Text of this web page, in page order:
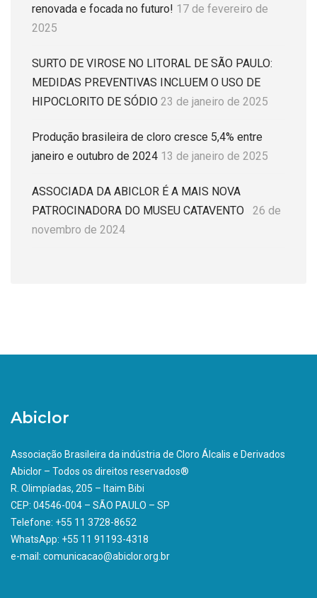
renovada e focada no futuro! 17 de fevereiro de
2025
SURTO DE VIROSE NO LITORAL DE SÃO PAULO:
MEDIDAS PREVENTIVAS INCLUEM O USO DE
HIPOCLORITO DE SÓDIO 23 de janeiro de 2025
Produção brasileira de cloro cresce 5,4% entre
janeiro e outubro de 2024 13 de janeiro de 2025
ASSOCIADA DA ABICLOR É A MAIS NOVA
PATROCINADORA DO MUSEU CATAVENTO
26 de
novembro de 2024
Abiclor
Associação Brasileira da indústria de Cloro Álcalis e Derivados
Abiclor – Todos os direitos reservados®
R. Olimpíadas, 205 – Itaim Bibi
CEP: 04546-004 – SÃO PAULO – SP
Telefone: +55 11 3728-8652
WhatsApp: +55 11 91193-4318
e-mail: comunicacao@abiclor.org.br